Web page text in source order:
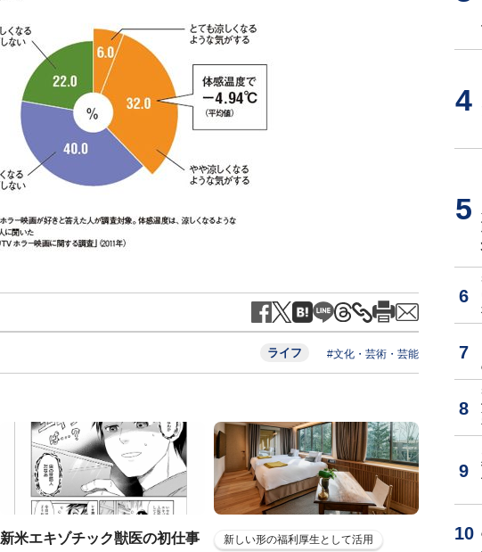
ライフ #文化・芸術・芸能
新米エキゾチック獣医の初仕事
新しい形の福利厚生として活用